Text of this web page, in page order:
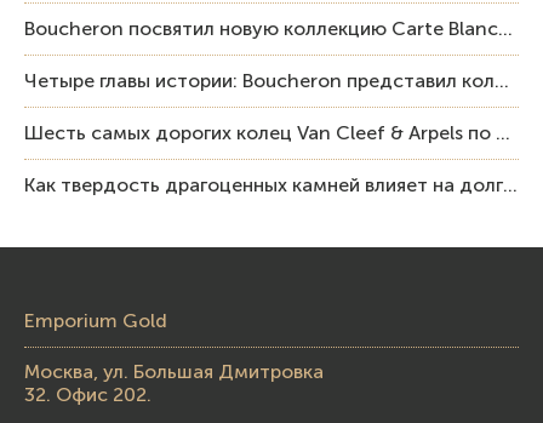
Boucheron посвятил новую коллекцию Carte Blanche Human Being человеку и силе мастерства
Четыре главы истории: Boucheron представил коллекцию «Nom: Boucheron, Prénom: Frédéric»
Шесть самых дорогих колец Van Cleef & Arpels по итогам аукционов Sotheby’s
Как твердость драгоценных камней влияет на долговечность ювелирных изделий
Emporium Gold
Москва, ул. Большая Дмитровка
32. Офис 202.